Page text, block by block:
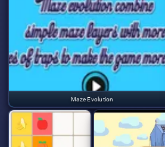
Maze Evolution